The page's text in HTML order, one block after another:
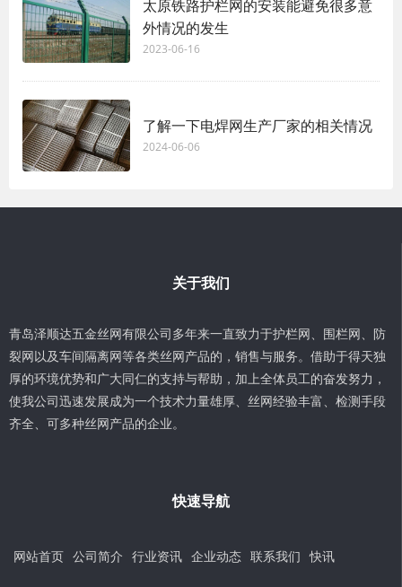
太原铁路护栏网的安装能避免很多意
外情况的发生
2023-06-16
了解一下电焊网生产厂家的相关情况
2024-06-06
关于我们
青岛泽顺达五金丝网有限公司多年来一直致力于护栏网、围栏网、防
裂网以及车间隔离网等各类丝网产品的，销售与服务。借助于得天独
厚的环境优势和广大同仁的支持与帮助，加上全体员工的奋发努力，
使我公司迅速发展成为一个技术力量雄厚、丝网经验丰富、检测手段
齐全、可多种丝网产品的企业。
快速导航
网站首页 公司简介 行业资讯 企业动态 联系我们 快讯